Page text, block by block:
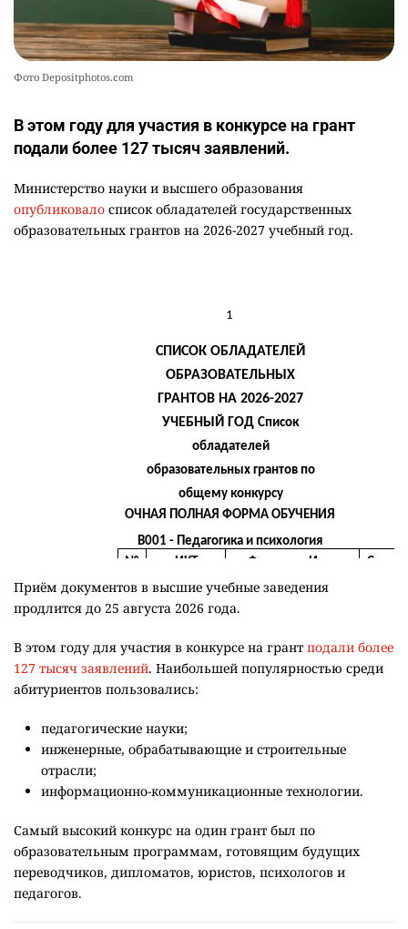
Фото Depositphotos.com
В этом году для участия в конкурсе на грант
подали более 127 тысяч заявлений.
Министерство науки и высшего образования
опубликовало список обладателей государственных
образовательных грантов на 2026-2027 учебный год.
Приём документов в высшие учебные заведения
продлится до 25 августа 2026 года.
В этом году для участия в конкурсе на грант подали более
127 тысяч заявлений. Наибольшей популярностью среди
абитуриентов пользовались:
педагогические науки;
инженерные, обрабатывающие и строительные
отрасли;
информационно-коммуникационные технологии.
Самый высокий конкурс на один грант был по
образовательным программам, готовящим будущих
переводчиков, дипломатов, юристов, психологов и
педагогов.